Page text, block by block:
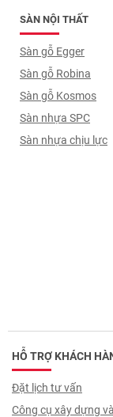
SÀN NỘI THẤT
Sàn gỗ Egger
Sàn gỗ Robina
Sàn gỗ Kosmos
Sàn nhựa SPC
Sàn nhựa chịu lực
HỖ TRỢ KHÁCH
Đặt lịch tư vấn
Công cụ xây dựng